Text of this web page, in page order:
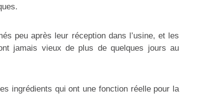
peu après leur réception dans l’usine, et les
jamais vieux de plus de quelques jours au
ingrédients qui ont une fonction réelle pour la